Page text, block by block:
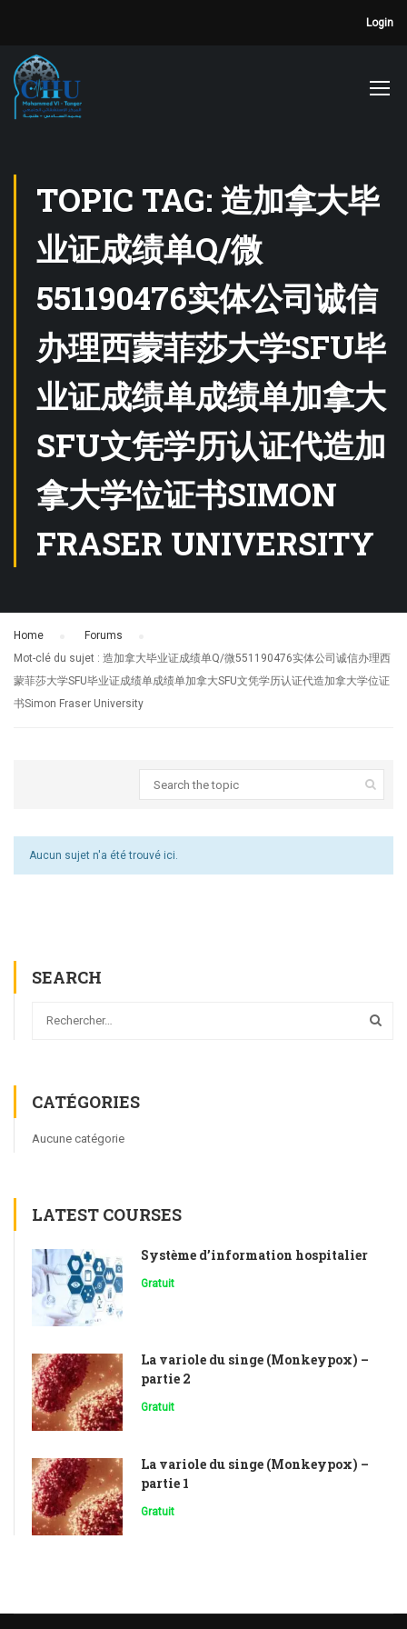
Login
TOPIC TAG: 造加拿大毕
业证成绩单Q/微
551190476实体公司诚信
办理西蒙菲莎大学SFU毕
业证成绩单成绩单加拿大
SFU文凭学历认证代造加
拿大学位证书SIMON
FRASER UNIVERSITY
Home Forums
Mot-clé du sujet : 造加拿大毕业证成绩单Q/微551190476实体公司诚信办理西
蒙菲莎大学SFU毕业证成绩单成绩单加拿大SFU文凭学历认证代造加拿大学位证
书Simon Fraser University
Aucun sujet n'a été trouvé ici.
SEARCH
CATÉGORIES
Aucune catégorie
LATEST COURSES
Système d’information hospitalier
Gratuit
La variole du singe (Monkeypox) –
partie 2
Gratuit
La variole du singe (Monkeypox) –
partie 1
Gratuit